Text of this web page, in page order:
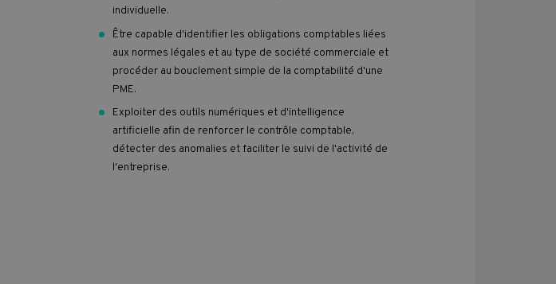
individuelle.
Être capable d'identifier les obligations comptables liées
aux normes légales et au type de société commerciale et
procéder au bouclement simple de la comptabilité d'une
PME.
Exploiter des outils numériques et d'intelligence
artificielle afin de renforcer le contrôle comptable,
détecter des anomalies et faciliter le suivi de l'activité de
l'entreprise.